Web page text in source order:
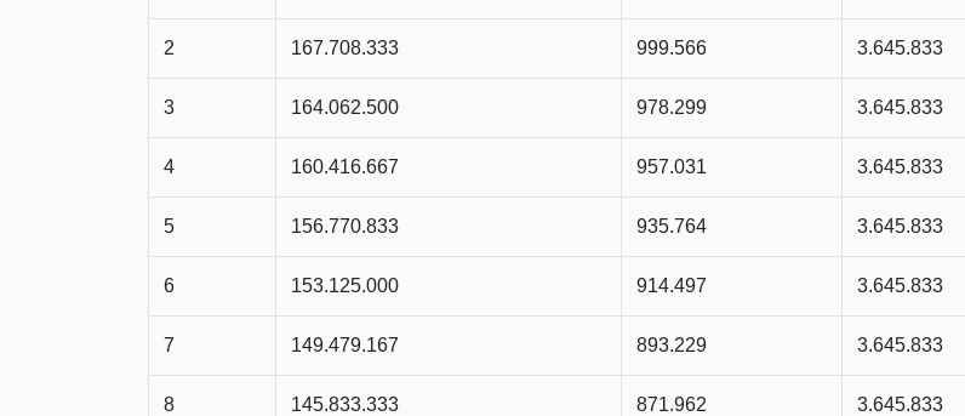
2 167.708.333 999.566 3.645.833
3 164.062.500 978.299 3.645.833
4 160.416.667 957.031 3.645.833
5 156.770.833 935.764 3.645.833
6 153.125.000 914.497 3.645.833
7 149.479.167 893.229 3.645.833
8 145.833.333 871.962 3.645.833